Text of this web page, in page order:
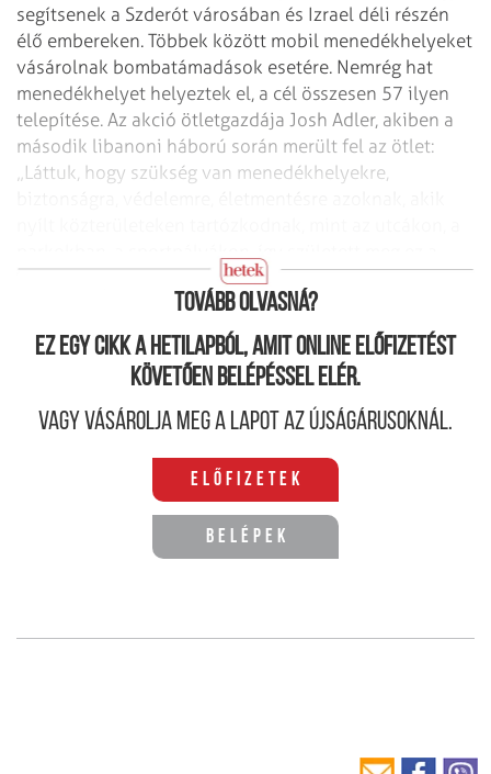
segítsenek a Szderót városában és Izrael déli részén
élő embereken. Többek között mobil menedékhelyeket
vásárolnak bombatámadások esetére. Nemrég hat
menedékhelyet helyeztek el, a cél összesen 57 ilyen
telepítése. Az akció ötletgazdája Josh Adler, akiben a
második libanoni háború során merült fel az ötlet:
„Láttuk, hogy szükség van menedékhelyekre,
kezdeményezés.”
Tovább olvasná?
Ez egy cikk a hetilapból, amit online előfizetést
követően belépéssel elér.
Vagy vásárolja meg a lapot az újságárusoknál.
Előfizetek
Belépek